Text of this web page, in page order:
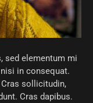
in consequat.
sollicitudin,
Cras dapibus.